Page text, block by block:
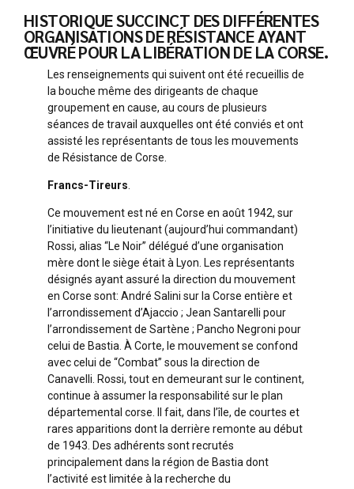
HISTORIQUE SUCCINCT DES DIFFÉRENTES
ORGANISATIONS DE RÉSISTANCE AYANT
ŒUVRÉ POUR LA LIBÉRATION DE LA CORSE.
Les renseignements qui suivent ont été recueillis de
la bouche même des dirigeants de chaque
groupement en cause, au cours de plusieurs
séances de travail auxquelles ont été conviés et ont
assisté les représentants de tous les mouvements
de Résistance de Corse.
Francs-Tireurs
Ce mouvement est né en Corse en août 1942, sur
l’initiative du lieutenant (aujourd’hui commandant)
Rossi, alias “Le Noir” délégué d’une organisation
mère dont le siège était à Lyon. Les représentants
désignés ayant assuré la direction du mouvement
en Corse sont: André Salini sur la Corse entière et
l’arrondissement d’Ajaccio ; Jean Santarelli pour
l’arrondissement de Sartène ; Pancho Negroni pour
celui de Bastia. À Corte, le mouvement se confond
avec celui de “Combat” sous la direction de
Canavelli. Rossi, tout en demeurant sur le continent,
continue à assumer la responsabilité sur le plan
départemental corse. Il fait, dans l’île, de courtes et
rares apparitions dont la derrière remonte au début
de 1943. Des adhérents sont recrutés
principalement dans la région de Bastia dont
l’activité est limitée à la recherche du